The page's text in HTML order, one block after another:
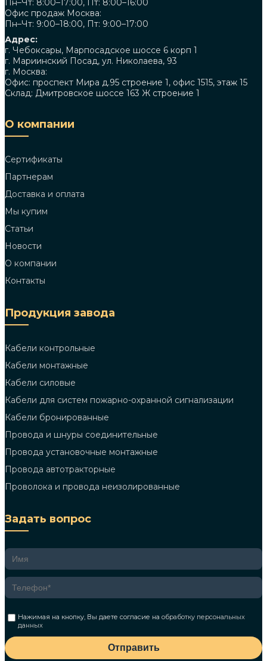
Пн–Чт: 8:00–17:00, Пт: 8:00–16:00
Офис продаж Москва:
Пн–Чт: 9:00–18:00, Пт: 9:00–17:00
Адрес:
г. Чебоксары, Марпосадское шоссе 6 корп 1
г. Мариинский Посад, ул. Николаева, 93
г. Москва:
Офис: проспект Мира д.95 строение 1, офис 1515, этаж 15
Склад: Дмитровское шоссе 163 Ж строение 1
О компании
Сертификаты
Партнерам
Доставка и оплата
Мы купим
Статьи
Новости
О компании
Контакты
Продукция завода
Кабели контрольные
Кабели монтажные
Кабели силовые
Кабели для систем пожарно-охранной сигнализации
Кабели бронированные
Провода и шнуры соединительные
Провода установочные монтажные
Провода автотракторные
Проволока и провода неизолированные
Задать вопрос
Нажимая на кнопку, Вы даете согласие наобработку персональных
данных
Отправить